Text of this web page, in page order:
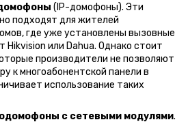
(IP-домофоны). Эти
подходят для жителей
где уже установлены вызовные
Hikvision или Dahua. Однако стоит
производители не позволяют
к многоабонентской панели в
использование таких
с сетевыми модулями.